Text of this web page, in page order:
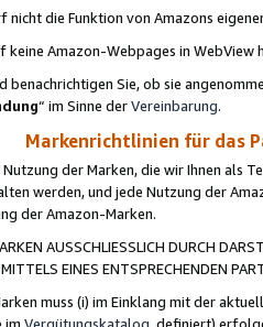
nicht die Funktion von Amazons
keine Amazon-Webpages in WebView
benachrichtigen Sie, ob sie
“ im Sinne derVereinbarung.
Markenrichtlinien für das
der Marken, die wir Ihnen als
werden, und jede Nutzung der
der Amazon-Marken.
AUSSCHLIESSLICH DURCH
EINES ENTSPRECHENDEN
muss (i) im Einklang mit der
im Vergütungskatalog definiert)